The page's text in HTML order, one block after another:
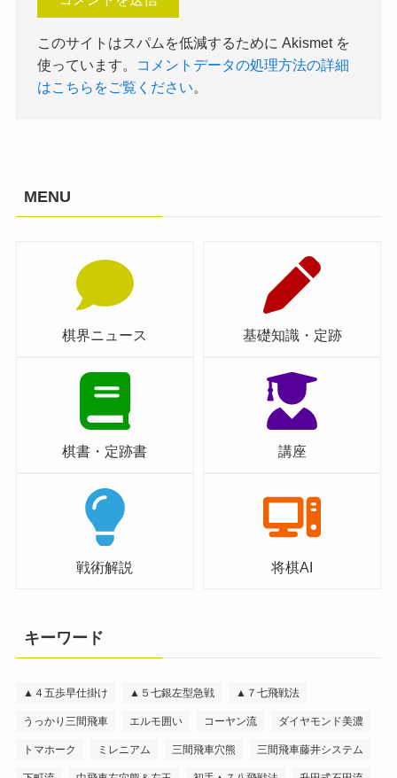
このサイトはスパムを低減するために Akismet を
使っています。
コメントデータの処理方法の詳細
はこちらをご覧ください。
MENU
棋界ニュース 基礎知識・定跡
棋書・定跡書 講座
戦術解説 将棋AI
キーワード
▲４五歩早仕掛け ▲５七銀左型急戦 ▲７七飛戦法
うっかり三間飛車 エルモ囲い コーヤン流 ダイヤモンド美濃
トマホーク ミレニアム 三間飛車穴熊 三間飛車藤井システム